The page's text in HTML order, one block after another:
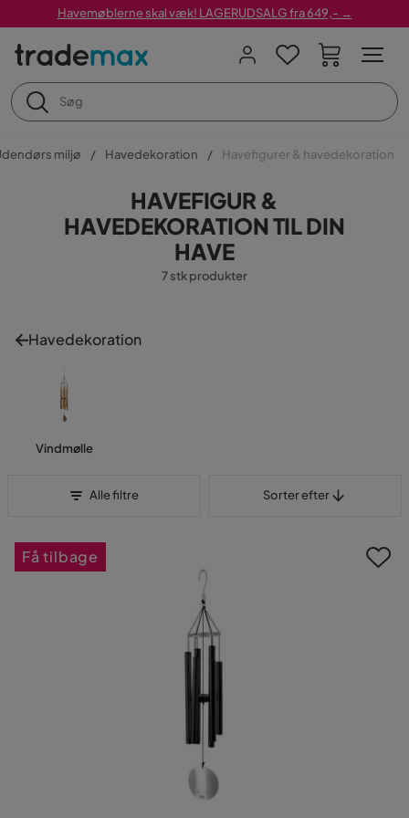
Havemøblerne skal væk! LAGERUDSALG fra 649,- →
miljø Havedekoration Havefigurer & havedekoration
HAVEFIGUR &
HAVEDEKORATION TIL DIN
HAVE
7 stk produkter
Havedekoration
Vindmølle
Alle filtre Sorter efter
Få tilbage